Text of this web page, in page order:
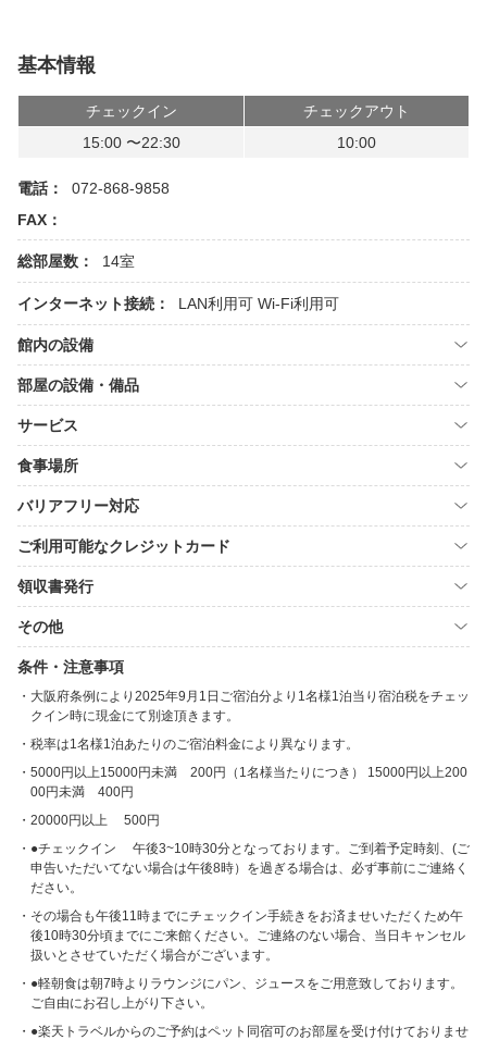
基本情報
チェックイン
チェックアウト
15:00 〜22:30
10:00
電話：
072-868-9858
FAX：
総部屋数： 14室
インターネット接続： LAN利用可 Wi-Fi利用可
館内の設備
部屋の設備・備品
サービス
食事場所
バリアフリー対応
ご利用可能なクレジットカード
領収書発行
その他
条件・注意事項
大阪府条例により2025年9月1日ご宿泊分より1名様1泊当り宿泊税をチェッ
クイン時に現金にて別途頂きます。
税率は1名様1泊あたりのご宿泊料金により異なります。
5000円以上15000円未満 200円（1名様当たりにつき） 15000円以上200
00円未満 400円
20000円以上 500円
●チェックイン 午後3~10時30分となっております。ご到着予定時刻、(ご
申告いただいてない場合は午後8時）を過ぎる場合は、必ず事前にご連絡く
ださい。
その場合も午後11時までにチェックイン手続きをお済ませいただくため午
後10時30分頃までにご来館ください。ご連絡のない場合、当日キャンセル
扱いとさせていただく場合がございます。
●軽朝食は朝7時よりラウンジにパン、ジュースをご用意致しております。
ご自由にお召し上がり下さい。
●楽天トラベルからのご予約はペット同宿可のお部屋を受け付けておりませ